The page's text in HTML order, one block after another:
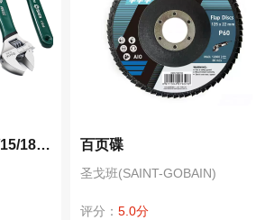
世达活动扳手8/10/12/15/18寸活扳手工具开口多功能板手活口扳子 百页碟
圣戈班(SAINT-GOBAIN)
评分： 5.0分